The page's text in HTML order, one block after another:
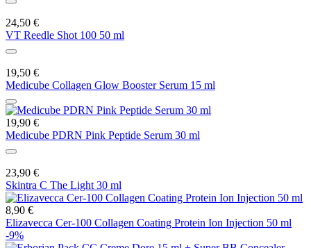
24,50 €
VT Reedle Shot 100 50 ml
19,50 €
Medicube Collagen Glow Booster Serum 15 ml
19,90 €
Medicube PDRN Pink Peptide Serum 30 ml
23,90 €
Skintra C The Light 30 ml
8,90 €
Elizavecca Cer-100 Collagen Coating Protein Ion Injection 50 ml
-9%